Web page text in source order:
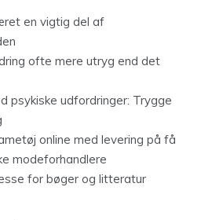
en vigtig del af
ofte mere utryg end det
psykiske udfordringer: Trygge
online med levering på få
modeforhandlere
for bøger og litteratur